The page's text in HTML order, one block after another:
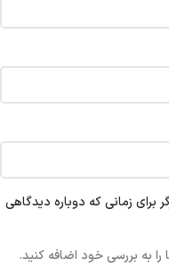
برای زمانی که دوباره دیدگاهی
به بررسی خود اضافه کنید.